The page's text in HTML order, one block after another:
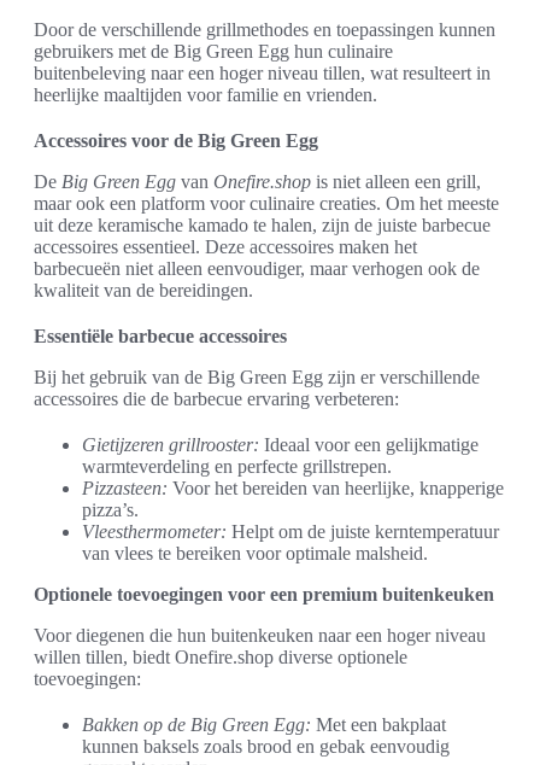
Door de verschillende grillmethodes en toepassingen kunnen
gebruikers met de Big Green Egg hun culinaire
buitenbeleving naar een hoger niveau tillen, wat resulteert in
heerlijke maaltijden voor familie en vrienden.
Accessoires voor de Big Green Egg
De Big Green Egg van Onefire.shop is niet alleen een grill,
maar ook een platform voor culinaire creaties. Om het meeste
uit deze keramische kamado te halen, zijn de juiste barbecue
accessoires essentieel. Deze accessoires maken het
barbecueën niet alleen eenvoudiger, maar verhogen ook de
kwaliteit van de bereidingen.
Essentiële barbecue accessoires
Bij het gebruik van de Big Green Egg zijn er verschillende
accessoires die de barbecue ervaring verbeteren:
Gietijzeren grillrooster: Ideaal voor een gelijkmatige
warmteverdeling en perfecte grillstrepen.
Pizzasteen: Voor het bereiden van heerlijke, knapperige
pizza’s.
Vleesthermometer: Helpt om de juiste kerntemperatuur
van vlees te bereiken voor optimale malsheid.
Optionele toevoegingen voor een premium buitenkeuken
Voor diegenen die hun buitenkeuken naar een hoger niveau
willen tillen, biedt Onefire.shop diverse optionele
toevoegingen:
Bakken op de Big Green Egg: Met een bakplaat
kunnen baksels zoals brood en gebak eenvoudig